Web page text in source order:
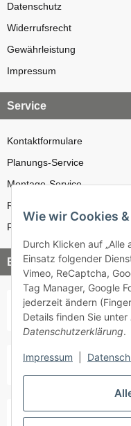
Datenschutz
Widerrufsrecht
Gewährleistung
Impressum
Service
Kontaktformulare
Planungs-Service
Montage-Service
Reparatur-Service
Retouren-Service
Bezahlung & Versand
Wie wir Cookies
Durch Klicken auf „Alle
Einsatz folgender
Vimeo, ReCaptcha,
Tag Manager, Google
jederzeit ändern
Details finden Sie unter
Datenschutzerklärung.
Impressum